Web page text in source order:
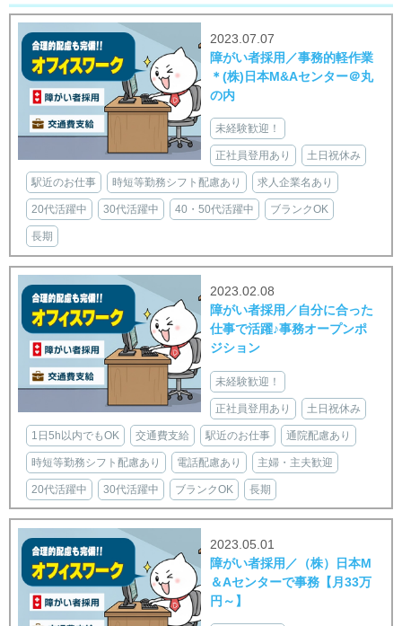
2023.07.07
障がい者採用／事務的軽作業
＊(株)日本M&Aセンター＠丸
の内
未経験歓迎！
正社員登用あり 土日祝休み
駅近のお仕事 時短等勤務シフト配慮あり 求人企業名あり
20代活躍中 30代活躍中 40・50代活躍中 ブランクOK
長期
2023.02.08
障がい者採用／自分に合った
仕事で活躍♪事務オープンポ
ジション
未経験歓迎！
正社員登用あり 土日祝休み
1日5h以内でもOK 交通費支給 駅近のお仕事 通院配慮あり
時短等勤務シフト配慮あり 電話配慮あり 主婦・主夫歓迎
20代活躍中 30代活躍中 ブランクOK 長期
2023.05.01
障がい者採用／（株）日本M
＆Aセンターで事務【月33万
円～】